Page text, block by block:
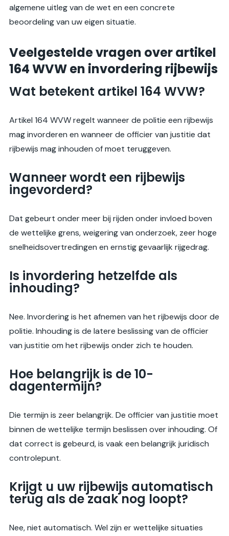
algemene uitleg van de wet en een concrete
beoordeling van uw eigen situatie.
Veelgestelde vragen over artikel
164 WVW en invordering rijbewijs
Wat betekent artikel 164 WVW?
Artikel 164 WVW regelt wanneer de politie een rijbewijs
mag invorderen en wanneer de officier van justitie dat
rijbewijs mag inhouden of moet teruggeven.
Wanneer wordt een rijbewijs
ingevorderd?
Dat gebeurt onder meer bij rijden onder invloed boven
de wettelijke grens, weigering van onderzoek, zeer hoge
snelheidsovertredingen en ernstig gevaarlijk rijgedrag.
Is invordering hetzelfde als
inhouding?
Nee. Invordering is het afnemen van het rijbewijs door de
politie. Inhouding is de latere beslissing van de officier
van justitie om het rijbewijs onder zich te houden.
Hoe belangrijk is de 10-
dagentermijn?
Die termijn is zeer belangrijk. De officier van justitie moet
binnen de wettelijke termijn beslissen over inhouding. Of
dat correct is gebeurd, is vaak een belangrijk juridisch
controlepunt.
Krijgt u uw rijbewijs automatisch
terug als de zaak nog loopt?
Nee, niet automatisch. Wel zijn er wettelijke situaties